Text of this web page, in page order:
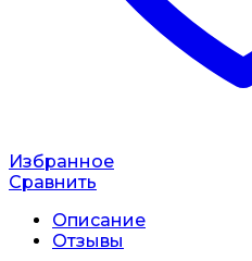
Избранное
Сравнить
Описание
Отзывы